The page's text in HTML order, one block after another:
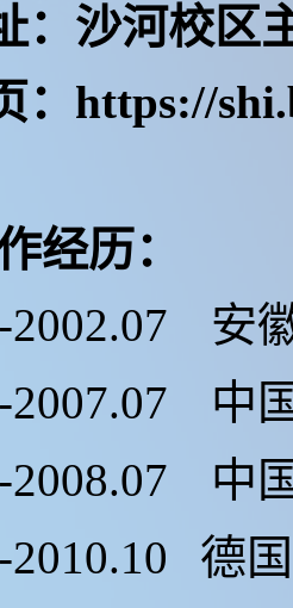
：沙河校区
：https://
经历：
2002.07
安
中
中
德